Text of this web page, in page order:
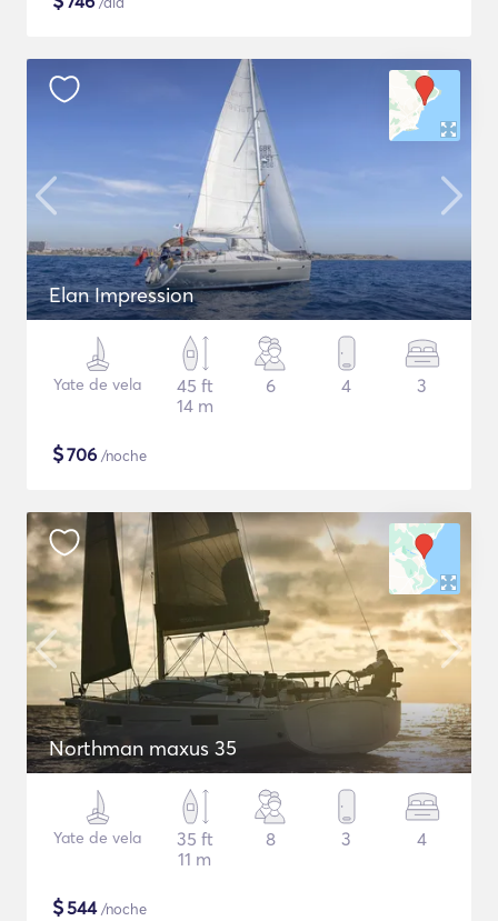
Elan Impression
Yate de vela
45 ft
14 m
6 4 3
$706 /noche
Northman maxus 35
Yate de vela
35 ft
11 m
8 3 4
$544/noche